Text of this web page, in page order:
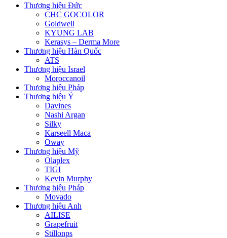
Thương hiệu Đức
CHC GOCOLOR
Goldwell
KYUNG LAB
Kerasys – Derma More
Thương hiệu Hàn Quốc
ATS
Thương hiệu Israel
Moroccanoil
Thương hiệu Pháp
Thương hiệu Ý
Davines
Nashi Argan
Silky
Karseell Maca
Oway
Thương hiệu Mỹ
Olaplex
TIGI
Kevin Murphy
Thương hiệu Pháp
Movado
Thương hiệu Anh
AILISE
Grapefruit
Stillonps